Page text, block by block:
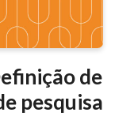
de
pesquisa